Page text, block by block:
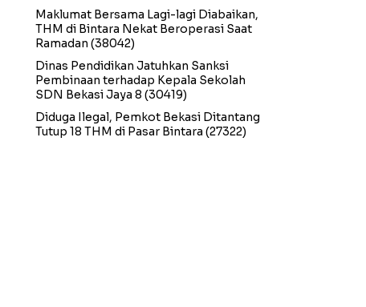
Maklumat Bersama Lagi-lagi Diabaikan,
THM di Bintara Nekat Beroperasi Saat
Ramadan (38042)
Dinas Pendidikan Jatuhkan Sanksi
Pembinaan terhadap Kepala Sekolah
SDN Bekasi Jaya 8 (30419)
Diduga Ilegal, Pemkot Bekasi Ditantang
Tutup 18 THM di Pasar Bintara (27322)